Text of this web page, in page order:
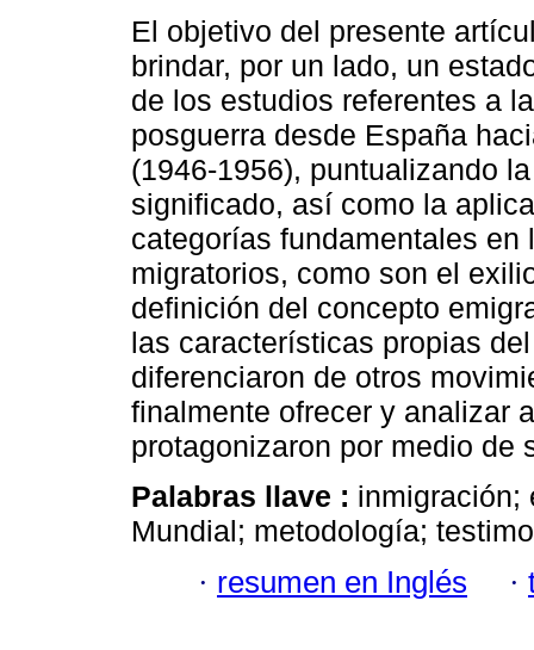
El objetivo del presente
brindar, por un lado, un
de los estudios referentes a
posguerra desde España
(1946-1956), puntualizando
significado, así como la
categorías fundamentales en
migratorios, como son el
definición del concepto
las características propias
diferenciaron de otros
finalmente ofrecer y analizar
protagonizaron por medio de
Palabras llave : inmigración;
Mundial; metodología;
· resumen en Inglés ·